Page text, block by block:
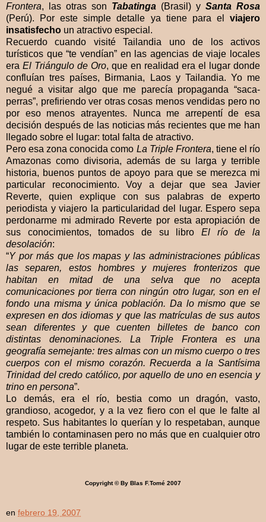
Frontera, las otras son Tabatinga (Brasil) y Santa Rosa
(Perú). Por este simple detalle ya tiene para el viajero
insatisfecho un atractivo especial.
Recuerdo cuando visité Tailandia uno de los activos
turísticos que “te vendían” en las agencias de viaje locales
era El Triángulo de Oro, que en realidad era el lugar donde
confluían tres países, Birmania, Laos y Tailandia. Yo me
negué a visitar algo que me parecía propaganda “saca-
perras”, prefiriendo ver otras cosas menos vendidas pero no
por eso menos atrayentes. Nunca me arrepentí de esa
decisión después de las noticias más recientes que me han
llegado sobre el lugar: total falta de atractivo.
Pero esa zona conocida como La Triple Frontera, tiene el río
Amazonas como divisoria, además de su larga y terrible
historia, buenos puntos de apoyo para que se merezca mi
particular reconocimiento. Voy a dejar que sea Javier
Reverte, quien explique con sus palabras de experto
periodista y viajero la particularidad del lugar. Espero sepa
perdonarme mi admirado Reverte por esta apropiación de
sus conocimientos, tomados de su libro El río de la
desolación:
“Y por más que los mapas y las administraciones públicas
las separen, estos hombres y mujeres fronterizos que
habitan en mitad de una selva que no acepta
comunicaciones por tierra con ningún otro lugar, son en el
fondo una misma y única población. Da lo mismo que se
expresen en dos idiomas y que las matrículas de sus autos
sean diferentes y que cuenten billetes de banco con
distintas denominaciones. La Triple Frontera es una
geografía semejante: tres almas con un mismo cuerpo o tres
cuerpos con el mismo corazón. Recuerda a la Santísima
Trinidad del credo católico, por aquello de uno en esencia y
trino en persona”.
Lo demás, era el río, bestia como un dragón, vasto,
grandioso, acogedor, y a la vez fiero con el que le falte al
respeto. Sus habitantes lo querían y lo respetaban, aunque
también lo contaminasen pero no más que en cualquier otro
lugar de este terrible planeta.
Copyright © By Blas F.Tomé 2007
en febrero 19, 2007